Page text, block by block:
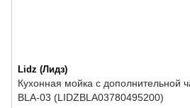
Lidz (Лидз)
Кухонная мойка с дополнительной
BLA-03 (LIDZBLA03780495200)